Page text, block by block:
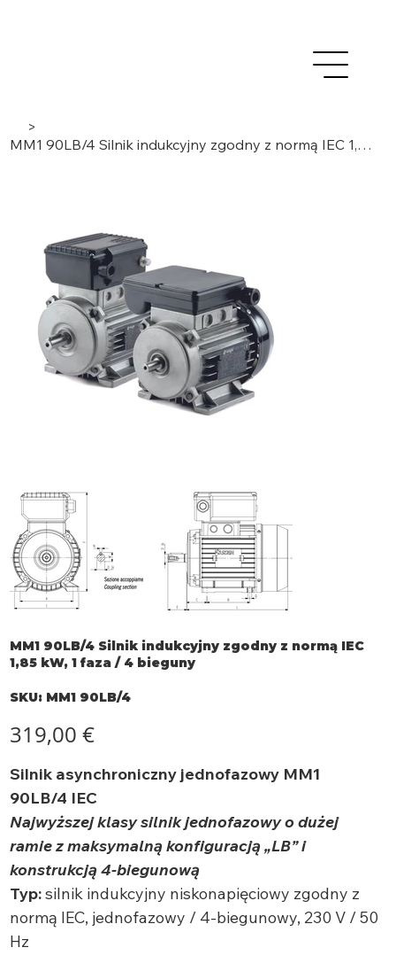
>
MM1 90LB/4 Silnik indukcyjny zgodny z normą IEC 1,85 kW, 1 faza / 4 bieguny
MM1 90LB/4 Silnik indukcyjny zgodny z normą IEC
1,85 kW, 1 faza / 4 bieguny
SKU: SKU
MM1
MM1 90LB/4
319,00 €
Silnik asynchroniczny jednofazowy MM1
90LB/4 IEC
Najwyższej klasy silnik jednofazowy o dużej
ramie z maksymalną konfiguracją „LB” i
konstrukcją 4-biegunową
Typ:silnik indukcyjny niskonapięciowy zgodny z
normą IEC, jednofazowy / 4-biegunowy, 230 V / 50
Hz